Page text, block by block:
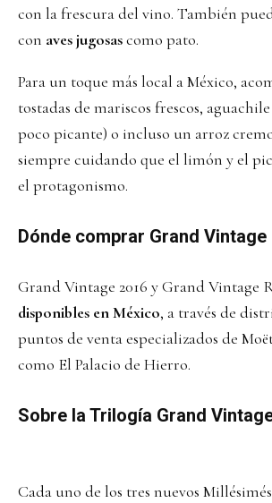
con la frescura del vino. También
con aves jugosascomo pato.
Para un toque más local a México,
tostadas de mariscos frescos,
poco picante) o incluso un arroz
siempre cuidando que el limón y el
el protagonismo.
Dónde comprar Grand Vintage
Grand Vintage 2016 y Grand Vintage
disponibles en México, a través de
puntos de venta especializados de
como El Palacio de Hierro.
Sobre la Trilogía Grand
Cada uno de los tres nuevos